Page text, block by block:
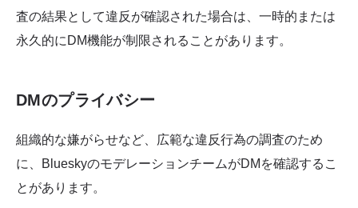
査の結果として違反が確認された場合は、一時的または
永久的にDM機能が制限されることがあります。
DMのプライバシー
組織的な嫌がらせなど、広範な違反行為の調査のため
に、BlueskyのモデレーションチームがDMを確認するこ
とがあります。